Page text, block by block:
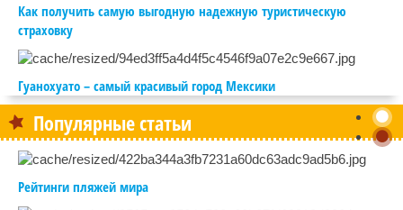
Как получить самую выгодную надежную туристическую
страховку
Гуанохуато – самый красивый город Мексики
Популярные статьи
Рейтинги пляжей мира